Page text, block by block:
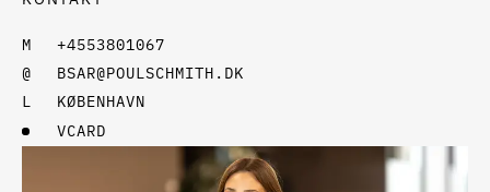
+4553801067
BSAR@POULSCHMITH.DK
KØBENHAVN
VCARD